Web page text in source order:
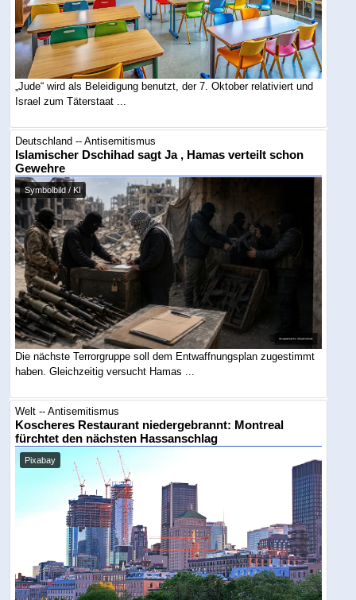
„Jude“ wird als Beleidigung benutzt, der 7. Oktober relativiert und
Israel zum Täterstaat ...
Deutschland -- Antisemitismus
Islamischer Dschihad sagt Ja , Hamas verteilt schon
Gewehre
Symbolbild / KI
Die nächste Terrorgruppe soll dem Entwaffnungsplan zugestimmt
haben. Gleichzeitig versucht Hamas ...
Welt -- Antisemitismus
Koscheres Restaurant niedergebrannt: Montreal
fürchtet den nächsten Hassanschlag
Pixabay